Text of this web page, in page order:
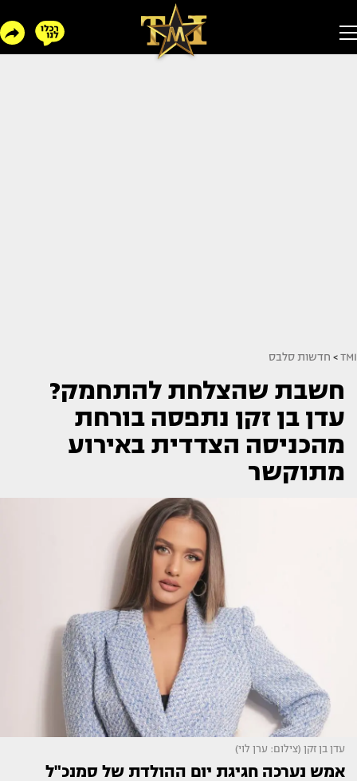
TMI
> חדשות סלבס
חשבת שהצלחת להתחמק?
עדן בן זקן נתפסה בורחת
מהכניסה הצדדית באירוע
מתוקשר
עדן בן זקן (צילום: ערן לוי)
אמש נערכה חגיגת יום ההולדת של סמנכ"ל